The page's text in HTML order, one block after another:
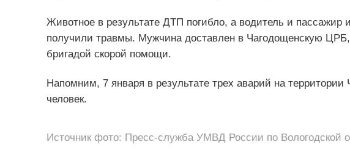
Животное в результате ДТП погибло, а водитель и пассажир
получили травмы. Мужчина доставлен в Чагодощенскую
бригадой скорой помощи.
Напомним, 7 января в результате трех аварий на территории
человек.
Источник фото: Пресс-служба УМВД России по Вологодской